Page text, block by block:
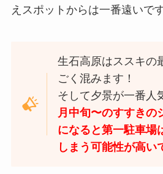
えスポットからは一番遠いです
生石高原はススキの
ごく混みます！
そして夕景が一番人
月中旬〜のすすきの
になると第一駐車場
しまう可能性が高い